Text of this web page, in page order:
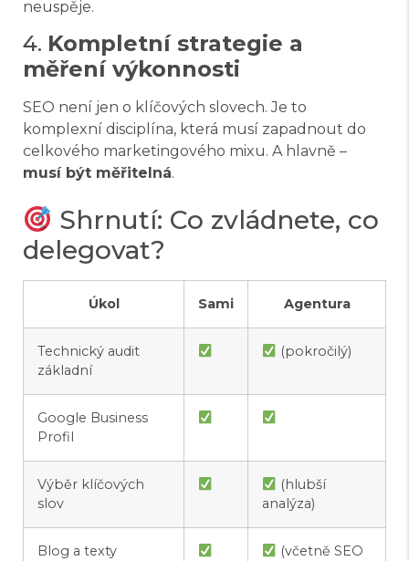
neuspěje.
4. Kompletní strategie a
měření výkonnosti
SEO není jen o klíčových slovech. Je to
komplexní disciplína, která musí zapadnout do
celkového marketingového mixu. A hlavně –
musí být měřitelná.
Shrnutí: Co zvládnete, co
delegovat?
Úkol Sami Agentura
Technický audit
základní
(pokročilý)
Google Business
Profil
Výběr klíčových
slov
(hlubší
analýza)
Blog a texty
(včetně SEO